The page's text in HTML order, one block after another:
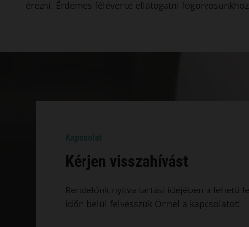
érezni. Érdemes félévente ellátogatni
Kapcsolat
Kérjen visszahívást
Rendelőnk nyitva tartási idejében a lehető
időn belül felvesszük Önnel a kapcsolatot!